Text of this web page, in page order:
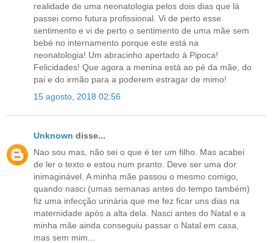
realidade de uma neonatologia pelos dois dias que lá
passei como futura profissional. Vi de perto esse
sentimento e vi de perto o sentimento de uma mãe sem
bebé no internamento porque este está na
neonatologia! Um abracinho apertado à Pipoca!
Felicidades! Que agora a menina está ao pé da mãe, do
pai e do irmão para a poderem estragar de mimo!
15 agosto, 2018 02:56
Unknown disse...
Nao sou mas, não sei o que é ter um filho. Mas acabei
de ler o texto e estou num pranto. Deve ser uma dor
inimaginável. A minha mãe passou o mesmo comigo,
quando nasci (umas semanas antes do tempo também)
fiz uma infecção urinária que me fez ficar uns dias na
maternidade após a alta dela. Nasci antes do Natal e a
minha mãe ainda conseguiu passar o Natal em casa,
mas sem mim...